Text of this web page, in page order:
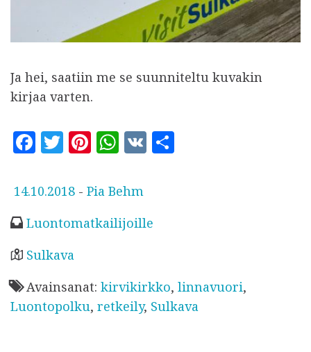
Ja hei, saatiin me se suunniteltu kuvakin
kirjaa varten.
F
c
b
o
k
T
it
r
Pi
te
es
W
at
A
p
V
J
l
k
i
s
14.10.2018 - Pia Behm
Luontomatkailijoille
Sulkava
Avainsanat: kirvikirkko, linnavuori,
Luontopolku, retkeily, Sulkava